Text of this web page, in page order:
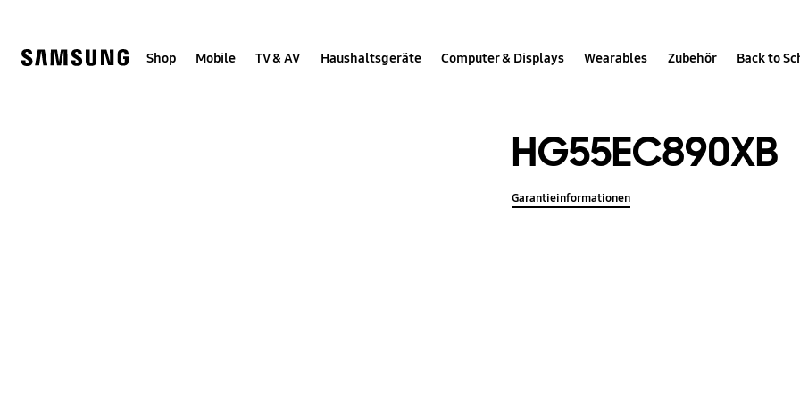
help
Shop Mobile TV & AV Haushaltsgeräte Computer & Displays Wearables Zubehör Back to
HG55EC890XB
Garantieinformationen